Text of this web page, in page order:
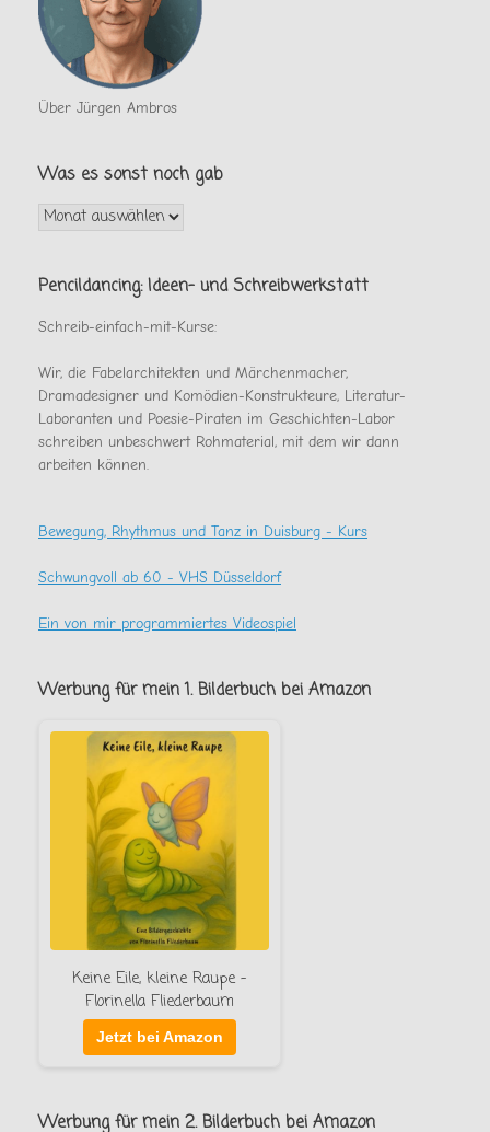
Über Jürgen Ambros
Was es sonst noch gab
Was
es
noch
Pencildancing: Ideen- und Schreibwerkstatt
Schreib-einfach-mit-Kurse:
Wir, die Fabelarchitekten und Märchenmacher,
Dramadesigner und Komödien-Konstrukteure, Literatur-
Laboranten und Poesie-Piraten im Geschichten-Labor
schreiben unbeschwert Rohmaterial, mit dem wir dann
arbeiten können.
Bewegung, Rhythmus und Tanz in Duisburg - Kurs
Schwungvoll ab 60 - VHS Düsseldorf
Ein von mir programmiertes Videospiel
Werbung für mein 1. Bilderbuch bei Amazon
Keine Eile, kleine Raupe –
Florinella Fliederbaum
Jetzt bei Amazon
Werbung für mein 2. Bilderbuch bei Amazon